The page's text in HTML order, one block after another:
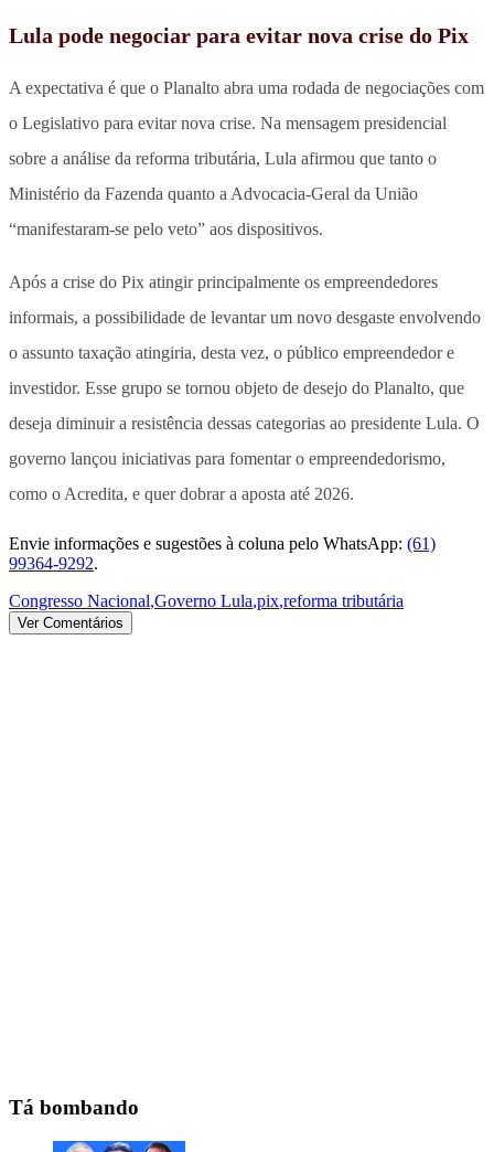
Lula pode negociar para evitar nova crise do Pix
A expectativa é que o Planalto abra uma rodada de negociações com
o Legislativo para evitar nova crise. Na mensagem presidencial
sobre a análise da reforma tributária, Lula afirmou que tanto o
Ministério da Fazenda quanto a Advocacia-Geral da União
“manifestaram-se pelo veto” aos dispositivos.
Após a crise do Pix atingir principalmente os empreendedores
informais, a possibilidade de levantar um novo desgaste envolvendo
o assunto taxação atingiria, desta vez, o público empreendedor e
investidor. Esse grupo se tornou objeto de desejo do Planalto, que
deseja diminuir a resistência dessas categorias ao presidente Lula. O
governo lançou iniciativas para fomentar o empreendedorismo,
como o Acredita, e quer dobrar a aposta até 2026.
Envie informações e sugestões à coluna pelo WhatsApp: (61)
99364-9292.
Congresso Nacional,Governo Lula,pix,reforma tributária
Ver Comentários
Tá bombando